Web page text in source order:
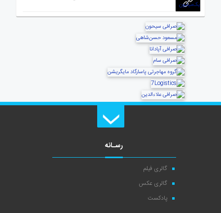
رسـانه
گالری فیلم
گالری عکس
پادکست